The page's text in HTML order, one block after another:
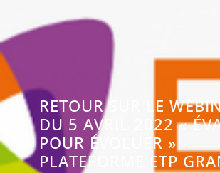
RETOUR SUR LE
DU 5 AVRIL 2022 «
POUR ÉVOLUER » –
PLATEFORME ETP